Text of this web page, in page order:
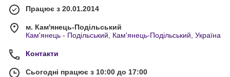
Працює з 20.01.2014
м. Кам'янець-Подільський
Кам'янець - Подільський, Кам'янець-Подільський, Україна
Контакти
Сьогодні працює з 10:00 до 17:00